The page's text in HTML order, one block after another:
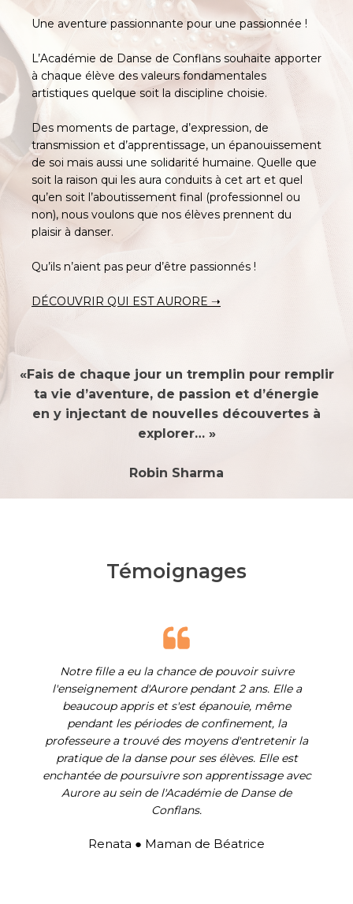
Une aventure passionnante pour une passionnée !
L’Académie de Danse de Conflans souhaite apporter
à chaque élève des valeurs fondamentales
artistiques quelque soit la discipline choisie.
Des moments de partage, d’expression, de
transmission et d’apprentissage, un épanouissement
de soi mais aussi une solidarité humaine. Quelle que
soit la raison qui les aura conduits à cet art et quel
qu’en soit l’aboutissement final (professionnel ou
non), nous voulons que nos élèves prennent du
plaisir à danser.
Qu’ils n’aient pas peur d’être passionnés !
DÉCOUVRIR QUI EST AURORE ➝
«Fais de chaque jour un tremplin pour remplir
ta vie d’aventure, de passion et d’énergie
en y injectant de nouvelles découvertes à
explorer… »
Robin Sharma
Témoignages
Notre fille a eu la chance de pouvoir suivre
l'enseignement d'Aurore pendant 2 ans. Elle a
beaucoup appris et s'est épanouie, même
pendant les périodes de confinement, la
professeure a trouvé des moyens d'entretenir la
pratique de la danse pour ses élèves. Elle est
enchantée de poursuivre son apprentissage avec
Aurore au sein de l'Académie de Danse de
Conflans.
Renata ● Maman de Béatrice